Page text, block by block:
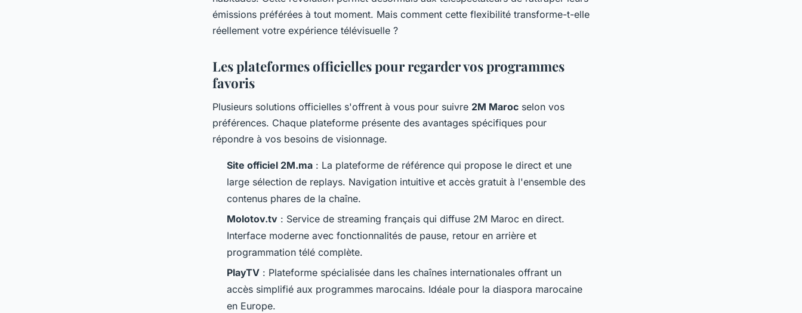
émissions préférées à tout moment. Mais comment cette flexibilité transforme-t-elle
réellement votre expérience télévisuelle ?
Les plateformes officielles pour regarder vos programmes
favoris
Plusieurs solutions officielles s'offrent à vous pour suivre 2M Maroc selon vos
préférences. Chaque plateforme présente des avantages spécifiques pour
répondre à vos besoins de visionnage.
Site officiel 2M.ma : La plateforme de référence qui propose le direct et une
large sélection de replays. Navigation intuitive et accès gratuit à l'ensemble des
contenus phares de la chaîne.
Molotov.tv : Service de streaming français qui diffuse 2M Maroc en direct.
Interface moderne avec fonctionnalités de pause, retour en arrière et
programmation télé complète.
PlayTV : Plateforme spécialisée dans les chaînes internationales offrant un
accès simplifié aux programmes marocains. Idéale pour la diaspora marocaine
en Europe.